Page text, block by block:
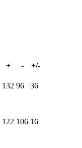
+ - +/-
132 96 36
122 106 16